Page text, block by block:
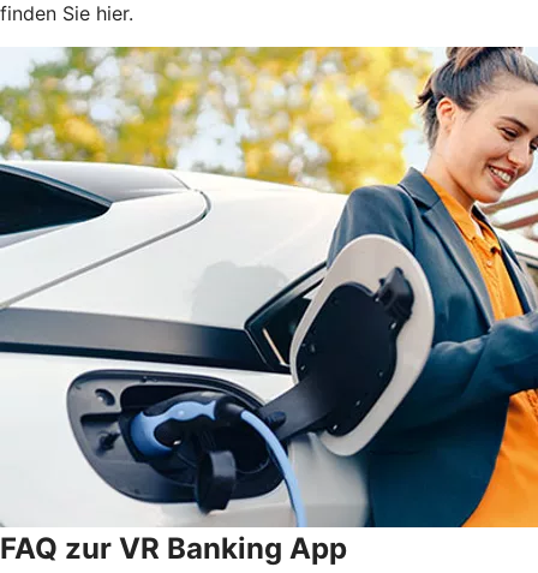
finden Sie hier.
FAQ zur VR Banking App